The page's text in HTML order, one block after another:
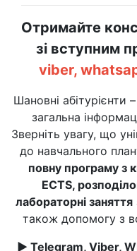
Отримайте
зі вступним
viber,
Шановні абітурієнти
загальна
Зверніть увагу, що
до навчального
повну програму з
ECTS,
лабораторні заняття
також допомогу з
► Telegram, Viber,